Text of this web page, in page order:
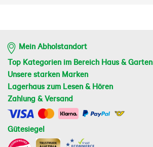
Mein Abholstandort
Top Kategorien im Bereich Haus & Garten
Unsere starken Marken
Lagerhaus zum Lesen & Hören
Zahlung & Versand
Gütesiegel